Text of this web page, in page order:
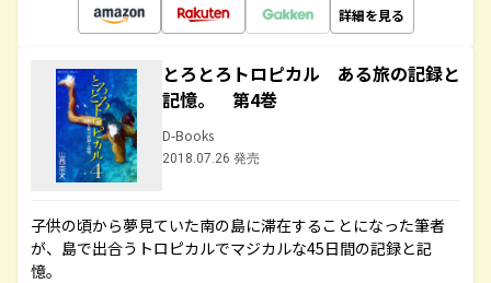
詳細を見る
とろとろトロピカル ある旅の記録と
記憶。 第4巻
D-Books
2018.07.26 発売
子供の頃から夢見ていた南の島に滞在することになった筆者
が、島で出合うトロピカルでマジカルな45日間の記録と記
憶。